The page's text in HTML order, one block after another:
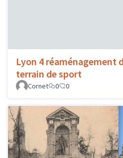
Lyon 4 réaménagement
terrain de sport
Cornet
0 0